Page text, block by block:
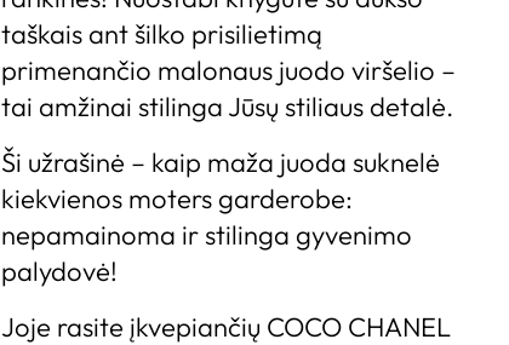
taškais ant šilko prisilietimą
primenančio malonaus juodo viršelio –
tai amžinai stilinga Jūsų stiliaus detalė.
Ši užrašinė – kaip maža juoda suknelė
kiekvienos moters garderobe:
nepamainoma ir stilinga gyvenimo
palydovė!
Joje rasite įkvepiančių COCO CHANEL